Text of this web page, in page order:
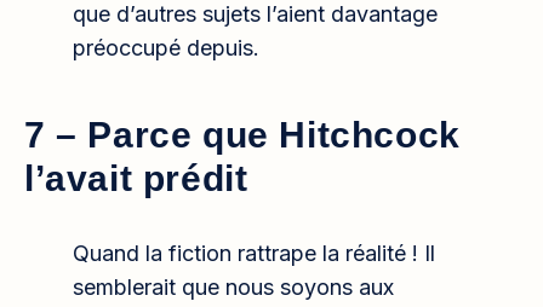
que d’autres sujets l’aient davantage
préoccupé depuis.
7 – Parce que Hitchcock
l’avait prédit
Quand la fiction rattrape la réalité ! Il
semblerait que nous soyons aux